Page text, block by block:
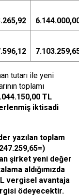
tutarı ile yeni
toplamı
TL
iktisadi
yazılan toplam
şirket yeni değer
aldığımızda
vergisel avantaja
ödeyecektir.